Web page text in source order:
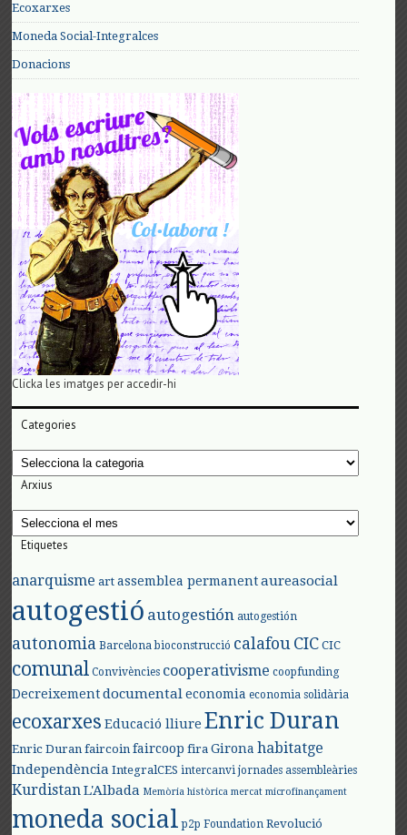
Ecoxarxes
Moneda Social-Integralces
Donacions
Clicka les imatges per accedir-hi
Categories
Categories
Arxius
Arxius
Etiquetes
anarquisme art assemblea permanent aureasocial
autogestió autogestión autogestión
autonomia Barcelona bioconstrucció calafouCIC CIC
comunal Convivències cooperativisme coopfunding
Decreixement documental economia economia solidària
ecoxarxes Educació lliure Enric Duran
Enric Duran faircoin faircoop fira Girona habitatge
Independència IntegralCES intercanvi jornades assembleàries
KurdistanL'Albada Memòria històrica mercat microfinançament
moneda social p2p Foundation Revolució